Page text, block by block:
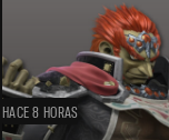
HACE 8 HORAS